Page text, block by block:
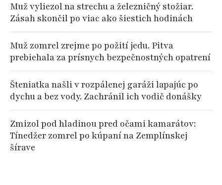
Muž vyliezol na strechu a železničný stožiar.
Zásah skončil po viac ako šiestich hodinách
Muž zomrel zrejme po požití jedu. Pitva
prebiehala za prísnych bezpečnostných opatrení
Šteniatka našli v rozpálenej garáži lapajúc po
dychu a bez vody. Zachránil ich vodič donášky
Zmizol pod hladinou pred očami kamarátov:
Tínedžer zomrel po kúpaní na Zemplínskej
šírave